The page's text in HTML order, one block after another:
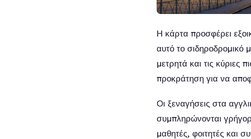
Η κάρτα προσφέρει
αυτό το σιδηροδρομικό
μετρητά και τις κύριες
προκράτηση για να
Οι ξεναγήσεις στα
συμπληρώνονται
μαθητές, φοιτητές και